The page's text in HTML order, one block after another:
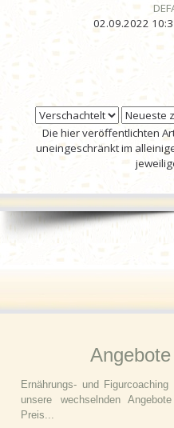
02.09.2022
Die hier veröffentlichten
uneingeschränkt im
Ernährungs- und
unsere wechselnden
Preis...